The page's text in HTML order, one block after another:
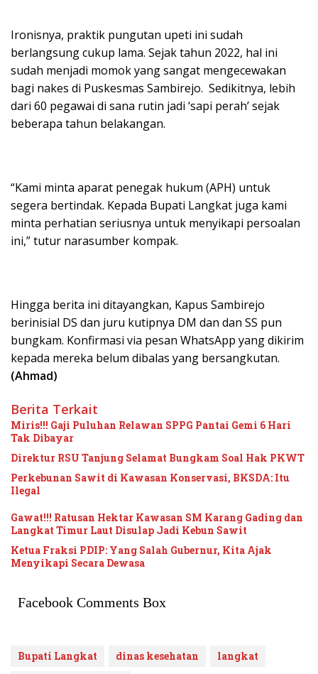
Ironisnya, praktik pungutan upeti ini sudah
berlangsung cukup lama. Sejak tahun 2022, hal ini
sudah menjadi momok yang sangat mengecewakan
bagi nakes di Puskesmas Sambirejo. Sedikitnya, lebih
dari 60 pegawai di sana rutin jadi ‘sapi perah’ sejak
beberapa tahun belakangan.
“Kami minta aparat penegak hukum (APH) untuk
segera bertindak. Kepada Bupati Langkat juga kami
minta perhatian seriusnya untuk menyikapi persoalan
ini,” tutur narasumber kompak.
Hingga berita ini ditayangkan, Kapus Sambirejo
berinisial DS dan juru kutipnya DM dan dan SS pun
bungkam. Konfirmasi via pesan WhatsApp yang dikirim
kepada mereka belum dibalas yang bersangkutan.
(Ahmad)
Berita Terkait
Miris!!! Gaji Puluhan Relawan SPPG Pantai Gemi 6 Hari
Tak Dibayar
Direktur RSU Tanjung Selamat Bungkam Soal Hak PKWT
Perkebunan Sawit di Kawasan Konservasi, BKSDA: Itu
Ilegal
Gawat!!! Ratusan Hektar Kawasan SM Karang Gading dan
Langkat Timur Laut Disulap Jadi Kebun Sawit
Ketua Fraksi PDIP: Yang Salah Gubernur, Kita Ajak
Menyikapi Secara Dewasa
Facebook Comments Box
Bupati Langkat dinas kesehatan
langkat